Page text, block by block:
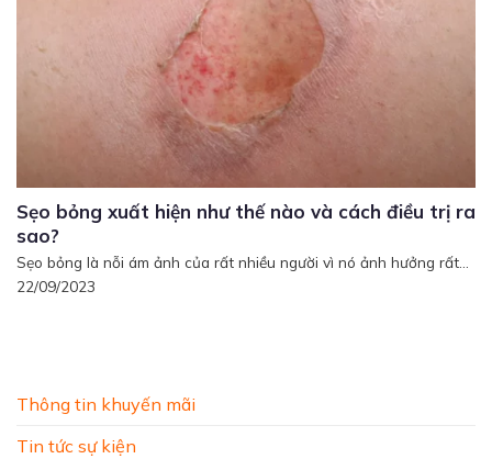
Thông tin khuyến mãi
Tin tức sự kiện
Sẹo bỏng xuất hiện như thế nào và cách điều trị ra
sao?
Sẹo bỏng là nỗi ám ảnh của rất nhiều người vì nó ảnh hưởng rất...
22/09/2023